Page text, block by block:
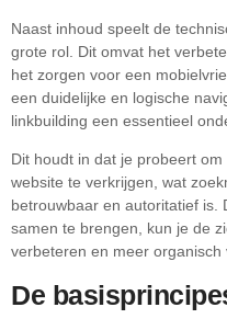
Naast inhoud speelt de
grote rol. Dit omvat het
het zorgen voor een
een duidelijke en logische
linkbuilding een essentieel
Dit houdt in dat je probeert
website te verkrijgen, wat
betrouwbaar en autoritatief is.
samen te brengen, kun je de
verbeteren en meer organisch
De